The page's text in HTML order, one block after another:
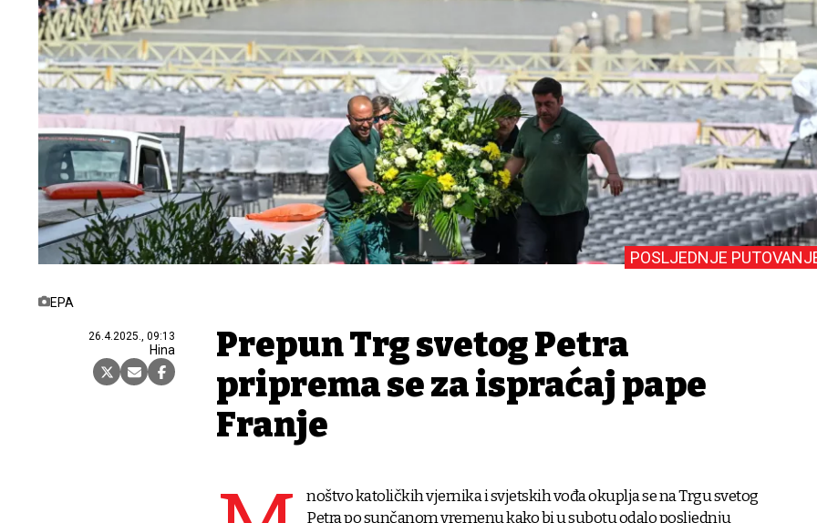
EPA
26.4.2025., 09:13
Hina
POSLJEDNJE
Prepun Trg svetog Petra
priprema se za ispraćaj pape
Franje
noštvo katoličkih vjernika i svjetskih vođa okuplja se na Trgu svetog
Petra po sunčanom vremenu kako bi u subotu odalo posljednju